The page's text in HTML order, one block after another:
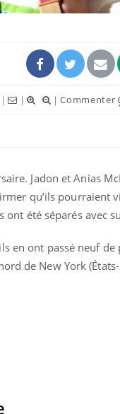
| | |Commenter
Jadon et Anias
qu’ils pourraient
été séparés avec
en ont passé neuf
de New York
& Charge
en parler??Youtube
entourée d'idées
comme parfois